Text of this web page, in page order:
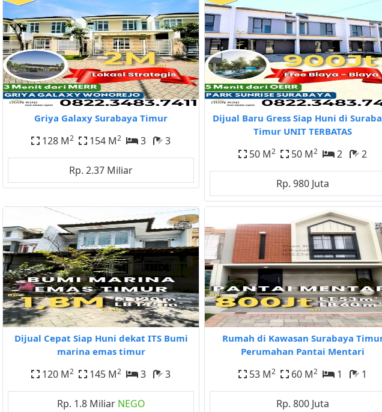
Griya Galaxy Surabaya Timur
128 M2 154 M2 3 3
Rp. 2.37 Miliar
Dijual Baru Gress Siap Huni di
Timur UNIT TERBATAS
50 M2 50 M2 2 2
Rp. 980 Juta
Dijual Cepat Siap Huni dekat ITS Bumi
marina emas timur
120 M2 145 M2 3 3
Rp. 1.8 Miliar NEGO
Rumah di Kawasan Surabaya
Perumahan Pantai Mentari
53 M2 60 M2 1 1
Rp. 800 Juta